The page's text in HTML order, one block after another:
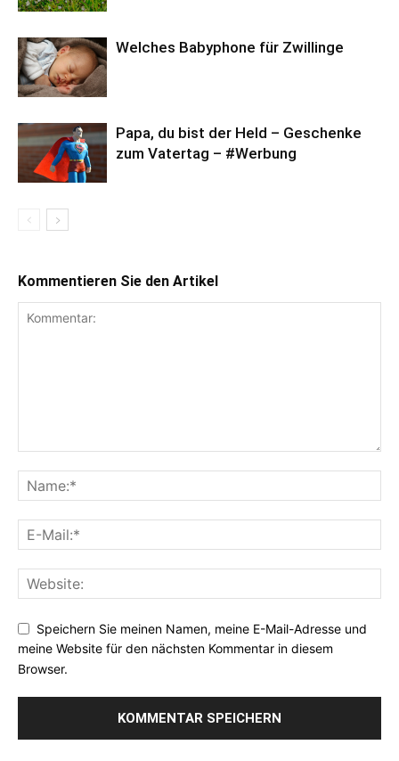
Welches Babyphone für Zwillinge
Papa, du bist der Held – Geschenke
zum Vatertag – #Werbung
Kommentieren Sie den Artikel
Speichern Sie meinen Namen, meine E-Mail-Adresse und
meine Website für den nächsten Kommentar in diesem
Browser.